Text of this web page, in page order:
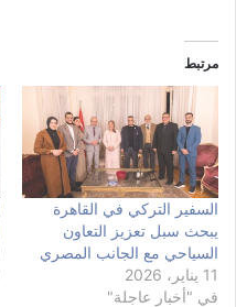
مرتبط
السفير التركي في القاهرة
يبحث سبل تعزيز التعاون
السياحي مع الجانب المصري
11 يناير، 2026
في "أخبار عاجلة"